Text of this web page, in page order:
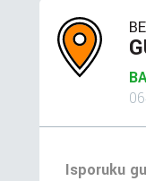
Isporuku